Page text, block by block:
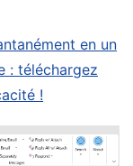
en un
: téléchargez
!